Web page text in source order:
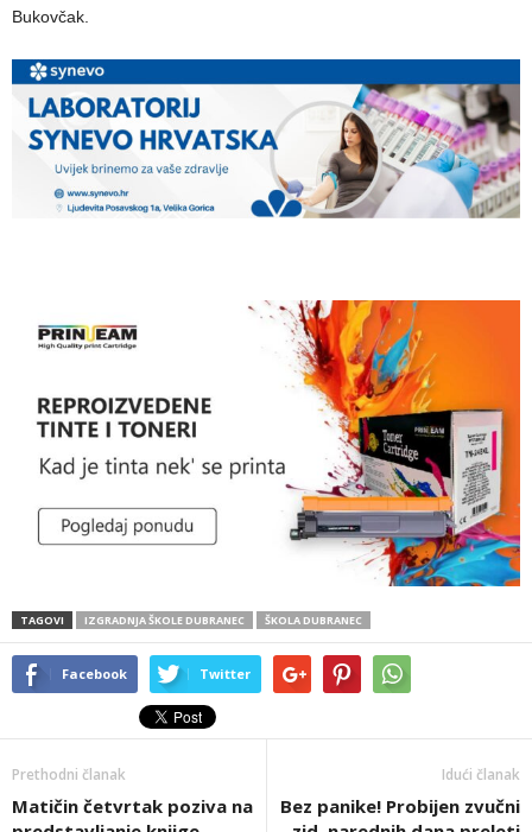
Bukovčak.
TAGOVI IZGRADNJA ŠKOLE DUBRANEC ŠKOLA DUBRANEC
Facebook Twitter
Prethodni članak
Matičin četvrtak poziva na
Idući članak
Bez panike! Probijen zvučni